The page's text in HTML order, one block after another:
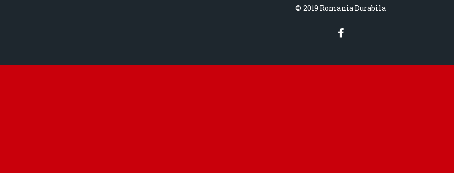
© 2019 Romania Durabila